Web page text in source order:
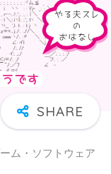
ム・ソフトウェア